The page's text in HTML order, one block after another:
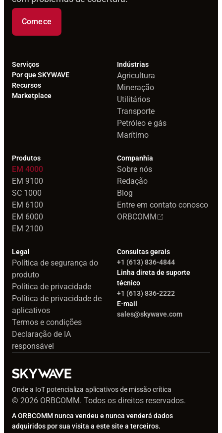
Comece
Serviços
Por que SKYWAVE
Recursos
Marketplace
Indústrias
Agricultura
Mineração
Utilitários
Transporte
Petróleo e gás
Marítimo
Produtos
EM 4000
EM 9100
SC 1000
EM 6100
EM 6000
EM 2100
Companhia
Sobre nós
Redação
Blog
Entre em contato conosco
ORBCOMM
Legal
Política de segurança do
produto
Política de privacidade
Política de privacidade de
aplicativos
Termos e condições
Declaração de IA
responsável
Consultas gerais
+1 (613) 836-4844
Linha direta de suporte
técnico
+1 (613) 836-2222
E-mail
sales@skywave.com
Onde a IoT potencializa aplicativos de missão crítica
© 2026 ORBCOMM. Todos os direitos reservados.
A ORBCOMM nunca vendeu e nunca venderá dados
adquiridos por sua visita a este site a terceiros.